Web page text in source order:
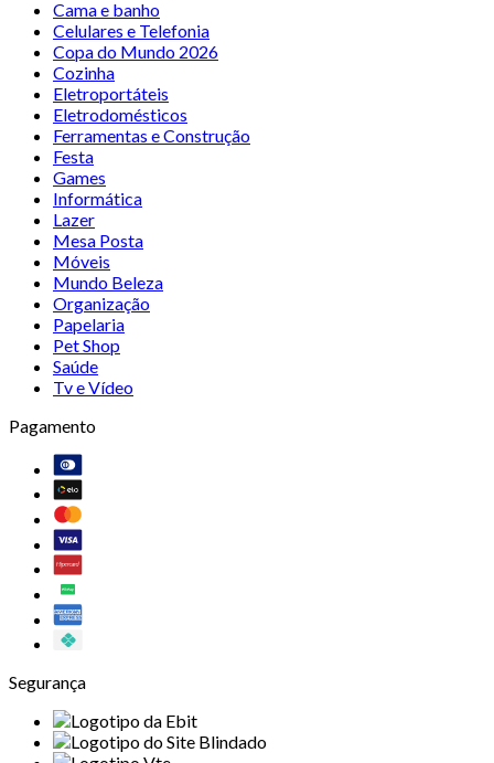
Cama e banho
Celulares e Telefonia
Copa do Mundo 2026
Cozinha
Eletroportáteis
Eletrodomésticos
Ferramentas e Construção
Festa
Games
Informática
Lazer
Mesa Posta
Móveis
Mundo Beleza
Organização
Papelaria
Pet Shop
Saúde
Tv e Vídeo
Pagamento
Segurança